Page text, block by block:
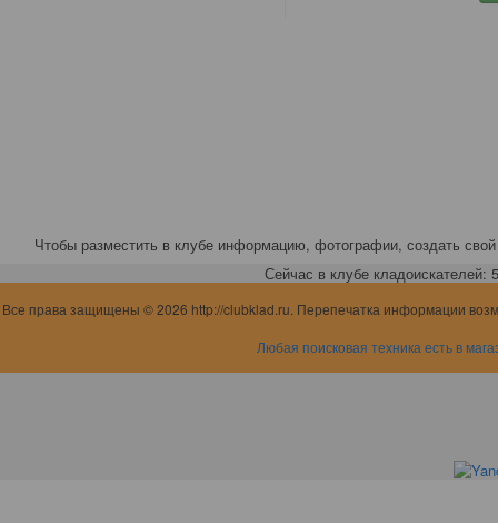
Чтобы разместить в клубе информацию, фотографии, создать свой
Сейчас в клубе кладоискателей:
Все права защищены © 2026 http://clubklad.ru. Перепечатка информации
Любая поисковая техника есть в